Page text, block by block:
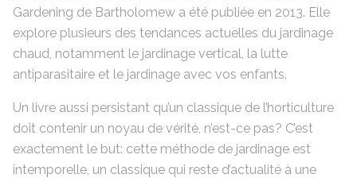
Gardening de Bartholomew a été publiée en 2013. Elle
explore plusieurs des tendances actuelles du jardinage
chaud, notamment le jardinage vertical, la lutte
antiparasitaire et le jardinage avec vos enfants.
Un livre aussi persistant qu’un classique de l’horticulture
doit contenir un noyau de vérité, n’est-ce pas? C’est
exactement le but: cette méthode de jardinage est
intemporelle, un classique qui reste d’actualité à une